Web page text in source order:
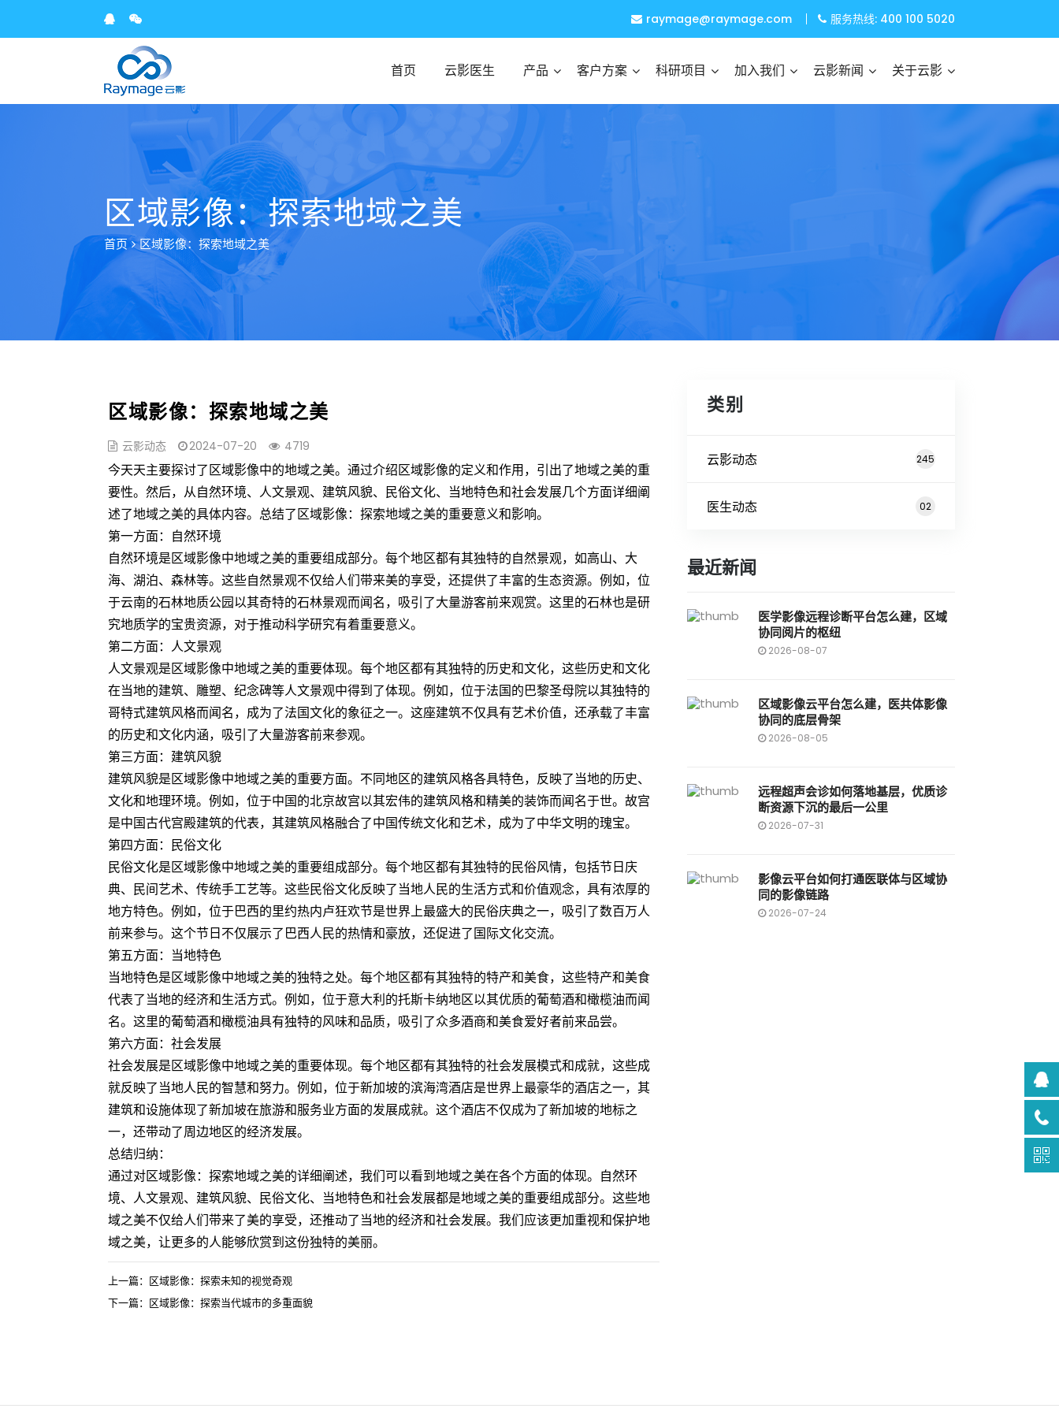
raymage@raymage.com 服务热线: 400 100 5020
首页 云影医生 产品 客户方案 科研项目 加入我们 云影新闻 关于云影
区域影像：探索地域之美
首页 区域影像：探索地域之美
区域影像：探索地域之美
云影动态 2024-07-20 4719
今天天主要探讨了区域影像中的地域之美。通过介绍区域影像的定义和作用，引出了地域之美的重
要性。然后，从自然环境、人文景观、建筑风貌、民俗文化、当地特色和社会发展几个方面详细阐
述了地域之美的具体内容。总结了区域影像：探索地域之美的重要意义和影响。
第一方面：自然环境
自然环境是区域影像中地域之美的重要组成部分。每个地区都有其独特的自然景观，如高山、大
海、湖泊、森林等。这些自然景观不仅给人们带来美的享受，还提供了丰富的生态资源。例如，位
于云南的石林地质公园以其奇特的石林景观而闻名，吸引了大量游客前来观赏。这里的石林也是研
究地质学的宝贵资源，对于推动科学研究有着重要意义。
第二方面：人文景观
人文景观是区域影像中地域之美的重要体现。每个地区都有其独特的历史和文化，这些历史和文化
在当地的建筑、雕塑、纪念碑等人文景观中得到了体现。例如，位于法国的巴黎圣母院以其独特的
哥特式建筑风格而闻名，成为了法国文化的象征之一。这座建筑不仅具有艺术价值，还承载了丰富
的历史和文化内涵，吸引了大量游客前来参观。
第三方面：建筑风貌
建筑风貌是区域影像中地域之美的重要方面。不同地区的建筑风格各具特色，反映了当地的历史、
文化和地理环境。例如，位于中国的北京故宫以其宏伟的建筑风格和精美的装饰而闻名于世。故宫
是中国古代宫殿建筑的代表，其建筑风格融合了中国传统文化和艺术，成为了中华文明的瑰宝。
第四方面：民俗文化
民俗文化是区域影像中地域之美的重要组成部分。每个地区都有其独特的民俗风情，包括节日庆
典、民间艺术、传统手工艺等。这些民俗文化反映了当地人民的生活方式和价值观念，具有浓厚的
地方特色。例如，位于巴西的里约热内卢狂欢节是世界上最盛大的民俗庆典之一，吸引了数百万人
前来参与。这个节日不仅展示了巴西人民的热情和豪放，还促进了国际文化交流。
第五方面：当地特色
当地特色是区域影像中地域之美的独特之处。每个地区都有其独特的特产和美食，这些特产和美食
代表了当地的经济和生活方式。例如，位于意大利的托斯卡纳地区以其优质的葡萄酒和橄榄油而闻
名。这里的葡萄酒和橄榄油具有独特的风味和品质，吸引了众多酒商和美食爱好者前来品尝。
第六方面：社会发展
社会发展是区域影像中地域之美的重要体现。每个地区都有其独特的社会发展模式和成就，这些成
就反映了当地人民的智慧和努力。例如，位于新加坡的滨海湾酒店是世界上最豪华的酒店之一，其
建筑和设施体现了新加坡在旅游和服务业方面的发展成就。这个酒店不仅成为了新加坡的地标之
一，还带动了周边地区的经济发展。
总结归纳：
通过对区域影像：探索地域之美的详细阐述，我们可以看到地域之美在各个方面的体现。自然环
境、人文景观、建筑风貌、民俗文化、当地特色和社会发展都是地域之美的重要组成部分。这些地
域之美不仅给人们带来了美的享受，还推动了当地的经济和社会发展。我们应该更加重视和保护地
域之美，让更多的人能够欣赏到这份独特的美丽。
上一篇：区域影像：探索未知的视觉奇观
下一篇：区域影像：探索当代城市的多重面貌
类别
云影动态 245
医生动态 02
最近新闻
医学影像远程诊断平台怎么建，区域
协同阅片的枢纽
2026-08-07
区域影像云平台怎么建，医共体影像
协同的底层骨架
2026-08-05
远程超声会诊如何落地基层，优质诊
断资源下沉的最后一公里
2026-07-31
影像云平台如何打通医联体与区域协
同的影像链路
2026-07-24